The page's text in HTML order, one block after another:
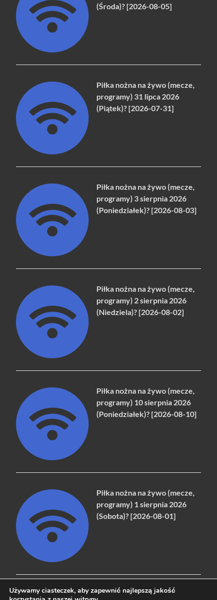
(Środa)? [2026-08-05]
Piłka nożna na żywo (mecze,
programy) 31 lipca 2026
(Piątek)? [2026-07-31]
Piłka nożna na żywo (mecze,
programy) 3 sierpnia 2026
(Poniedziałek)? [2026-08-03]
Piłka nożna na żywo (mecze,
programy) 2 sierpnia 2026
(Niedziela)? [2026-08-02]
Piłka nożna na żywo (mecze,
programy) 10 sierpnia 2026
(Poniedziałek)? [2026-08-10]
Piłka nożna na żywo (mecze,
programy) 1 sierpnia 2026
(Sobota)? [2026-08-01]
Używamy ciasteczek, aby zapewnić najlepszą jakość